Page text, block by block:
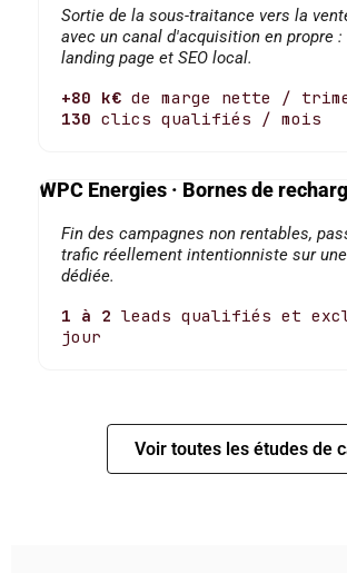
Sortie de la sous-traitance vers la
avec un canal d'acquisition en propre :
landing page et SEO local.
+80 k€ de marge nette /
130 clics qualifiés / mois
WPC Energies · Bornes de
Fin des campagnes non rentables,
trafic réellement intentionniste sur
dédiée.
1 à 2 leads qualifiés et
jour
Voir toutes les études de